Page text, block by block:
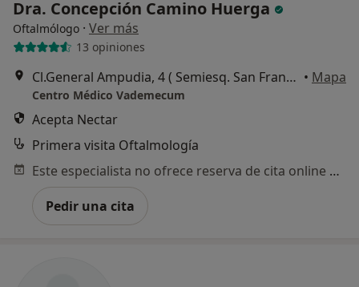
Dra. Concepción Camino Huerga
Oftalmólogo · Ver más
13 opiniones
Cl.General Ampudia, 4 ( Semiesq. San Francisco de Sales ), Madrid • Mapa
Centro Médico Vademecum
Acepta Nectar
Primera visita Oftalmología
Este especialista no ofrece reserva de cita online en esta dirección.
Pedir una cita